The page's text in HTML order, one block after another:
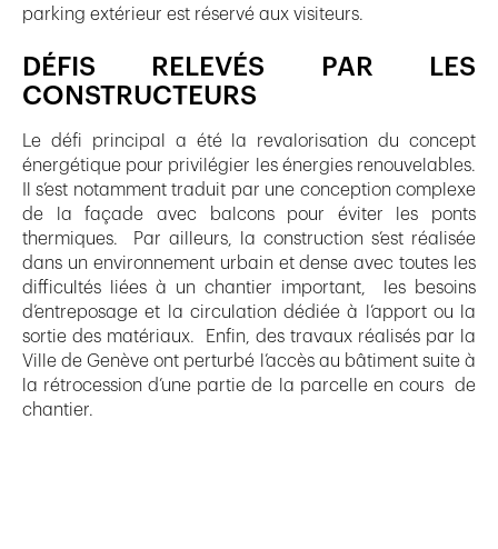
parking extérieur est réservé aux visiteurs.
DÉFIS RELEVÉS PAR LES
CONSTRUCTEURS
Le défi principal a été la revalorisation du concept
énergétique pour privilégier les énergies renouvelables.
Il s’est notamment traduit par une conception complexe
de la façade avec balcons pour éviter les ponts
thermiques. Par ailleurs, la construction s’est réalisée
dans un environnement urbain et dense avec toutes les
difficultés liées à un chantier important, les besoins
d’entreposage et la circulation dédiée à l’apport ou la
sortie des matériaux. Enfin, des travaux réalisés par la
Ville de Genève ont perturbé l’accès au bâtiment suite à
la rétrocession d’une partie de la parcelle en cours de
chantier.